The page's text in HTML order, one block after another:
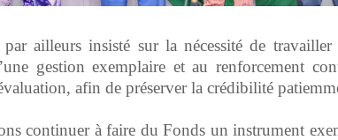
ailleurs insisté sur la nécessité de
gestion exemplaire et au renforcement
afin de préserver la crédibilité
continuer à faire du Fonds un instrument